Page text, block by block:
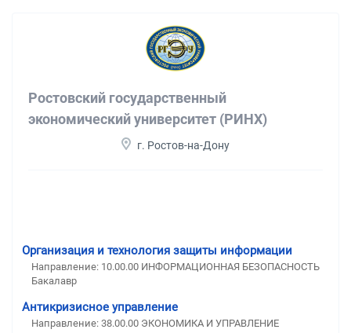
Ростовский государственный
экономический университет (РИНХ)
г. Ростов-на-Дону
Организация и технология защиты информации
Направление: 10.00.00 ИНФОРМАЦИОННАЯ БЕЗОПАСНОСТЬ
Бакалавр
Антикризисное управление
Направление: 38.00.00 ЭКОНОМИКА И УПРАВЛЕНИЕ